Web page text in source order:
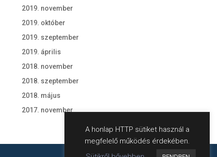
2019. november
2019. október
2019. szeptember
2019. április
2018. november
2018. szeptember
2018. május
2017. november
A honlap HTTP sütiket használ a
megfelelő működés érdekében.